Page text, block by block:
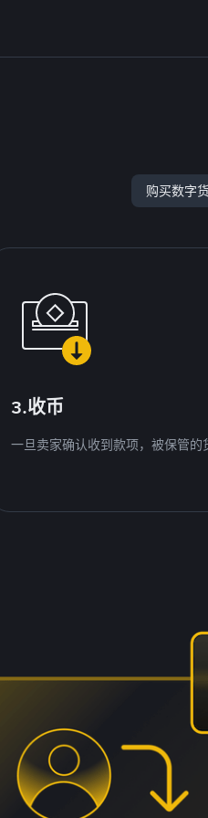
购买数字
3.收币
一旦卖家确认收到款项，被保管的